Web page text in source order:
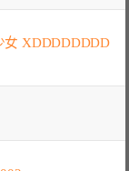
女 XDDDDDDDD